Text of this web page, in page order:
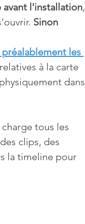
l'installation,
Sinon
les
à la carte
dans
tous les
clips, des
la timeline pour